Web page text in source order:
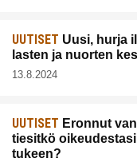
UUTISET Uusi, hurja
lasten ja nuorten
13.8.2024
UUTISET Eronnut
tiesitkö
tukeen?